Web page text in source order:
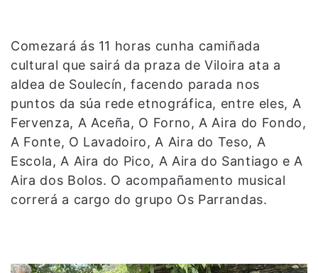
Comezará ás 11 horas cunha camiñada
cultural que sairá da praza de Viloira ata a
aldea de Soulecín, facendo parada nos
puntos da súa rede etnográfica, entre eles, A
Fervenza, A Aceña, O Forno, A Aira do Fondo,
A Fonte, O Lavadoiro, A Aira do Teso, A
Escola, A Aira do Pico, A Aira do Santiago e A
Aira dos Bolos. O acompañamento musical
correrá a cargo do grupo Os Parrandas.